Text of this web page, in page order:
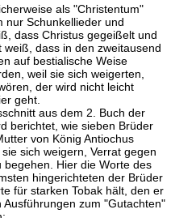
als "Christentum"
nur Schunkellieder und
dass Christus gegeißelt und
dass in den zweitausend
auf bestialische Weise
weil sie sich weigerten,
der wird nicht leicht
geht.
aus dem 2. Buch der
berichtet, wie sieben Brüder
von König Antiochus
sich weigern, Verrat gegen
Hier die Worte des
hingerichteten der Brüder
für starken Tobak hält, den er
zum "Gutachten"